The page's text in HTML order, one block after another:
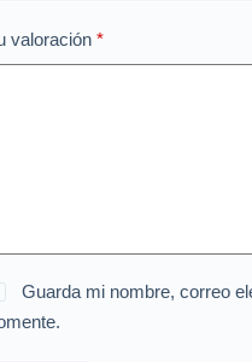
valoración *
Guarda mi nombre, correo